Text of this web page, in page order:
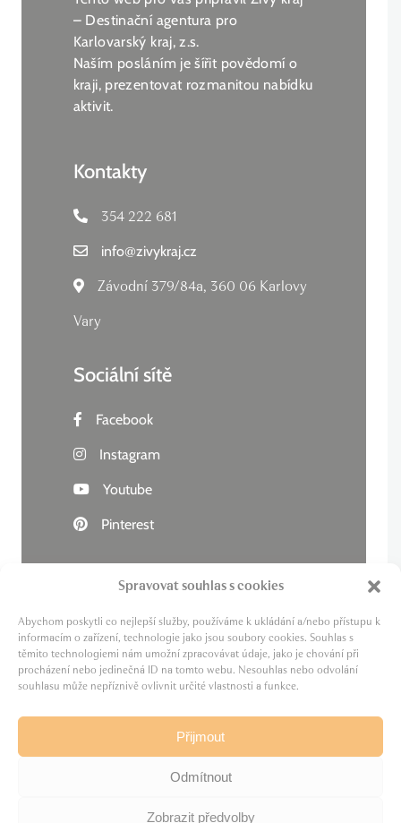
Spravovat souhlas s cookies
Abychom poskytli co nejlepší služby, používáme k ukládání a/nebo přístupu k
informacím o zařízení, technologie jako jsou soubory cookies. Souhlas s
těmito technologiemi nám umožní zpracovávat údaje, jako je chování při
procházení nebo jedinečná ID na tomto webu. Nesouhlas nebo odvolání
souhlasu může nepříznivě ovlivnit určité vlastnosti a funkce.
Přijmout
Odmítnout
Zobrazit předvolby
– Destinační agentura pro
Karlovarský kraj, z.s.
Naším posláním je šířit povědomí o
kraji, prezentovat rozmanitou nabídku
aktivit.
Kontakty
354 222 681
info@zivykraj.cz
Závodní 379/84a, 360 06 Karlovy
Vary
Sociální sítě
Facebook
Instagram
Youtube
Pinterest
Živý kraj
Lázně zdraví
Cesta za pivem
MICE
Film Karlovy Vary